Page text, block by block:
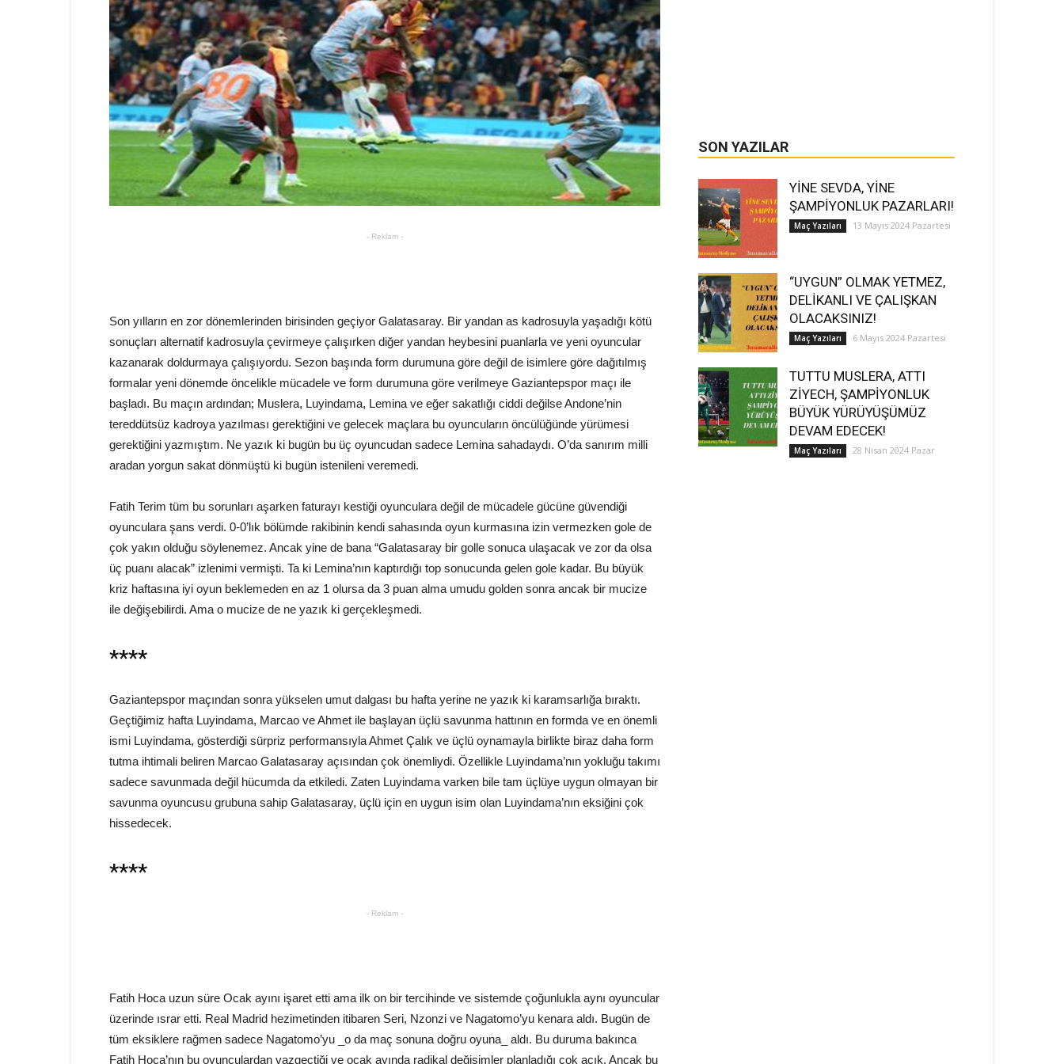
- Reklam -
Son yılların en zor dönemlerinden birisinden geçiyor Galatasaray. Bir yandan as kadrosuyla yaşadığı kötü
sonuçları alternatif kadrosuyla çevirmeye çalışırken diğer yandan heybesini puanlarla ve yeni oyuncular
kazanarak doldurmaya çalışıyordu. Sezon başında form durumuna göre değil de isimlere göre dağıtılmış
formalar yeni dönemde öncelikle mücadele ve form durumuna göre verilmeye Gaziantepspor maçı ile
başladı. Bu maçın ardından; Muslera, Luyindama, Lemina ve eğer sakatlığı ciddi değilse Andone’nin
tereddütsüz kadroya yazılması gerektiğini ve gelecek maçlara bu oyuncuların öncülüğünde yürümesi
gerektiğini yazmıştım. Ne yazık ki bugün bu üç oyuncudan sadece Lemina sahadaydı. O’da sanırım milli
aradan yorgun sakat dönmüştü ki bugün istenileni veremedi.
Fatih Terim tüm bu sorunları aşarken faturayı kestiği oyunculara değil de mücadele gücüne güvendiği
oyunculara şans verdi. 0-0’lık bölümde rakibinin kendi sahasında oyun kurmasına izin vermezken gole de
çok yakın olduğu söylenemez. Ancak yine de bana “Galatasaray bir golle sonuca ulaşacak ve zor da olsa
üç puanı alacak” izlenimi vermişti. Ta ki Lemina’nın kaptırdığı top sonucunda gelen gole kadar. Bu büyük
kriz haftasına iyi oyun beklemeden en az 1 olursa da 3 puan alma umudu golden sonra ancak bir mucize
ile değişebilirdi. Ama o mucize de ne yazık ki gerçekleşmedi.
****
Gaziantepspor maçından sonra yükselen umut dalgası bu hafta yerine ne yazık ki karamsarlığa bıraktı.
Geçtiğimiz hafta Luyindama, Marcao ve Ahmet ile başlayan üçlü savunma hattının en formda ve en önemli
ismi Luyindama, gösterdiği sürpriz performansıyla Ahmet Çalık ve üçlü oynamayla birlikte biraz daha form
tutma ihtimali beliren Marcao Galatasaray açısından çok önemliydi. Özellikle Luyindama’nın yokluğu takımı
sadece savunmada değil hücumda da etkiledi. Zaten Luyindama varken bile tam üçlüye uygun olmayan bir
savunma oyuncusu grubuna sahip Galatasaray, üçlü için en uygun isim olan Luyindama’nın eksiğini çok
hissedecek.
****
- Reklam -
Fatih Hoca uzun süre Ocak ayını işaret etti ama ilk on bir tercihinde ve sistemde çoğunlukla aynı oyuncular
üzerinde ısrar etti. Real Madrid hezimetinden itibaren Seri, Nzonzi ve Nagatomo’yu kenara aldı. Bugün de
tüm eksiklere rağmen sadece Nagatomo’yu _o da maç sonuna doğru oyuna_ aldı. Bu duruma bakınca
Fatih Hoca’nın bu oyunculardan vazgeçtiği ve ocak ayında radikal değişimler planladığı çok açık. Ancak bu
SON YAZILAR
YİNE SEVDA, YİNE
ŞAMPİYONLUK PAZARLARI!
Maç Yazıları 13 Mayıs 2024 Pazartesi
“UYGUN” OLMAK YETMEZ,
DELİKANLI VE ÇALIŞKAN
OLACAKSINIZ!
Maç Yazıları 6 Mayıs 2024 Pazartesi
TUTTU MUSLERA, ATTI
ZİYECH, ŞAMPİYONLUK
BÜYÜK YÜRÜYÜŞÜMÜZ
DEVAM EDECEK!
Maç Yazıları 28 Nisan 2024 Pazar